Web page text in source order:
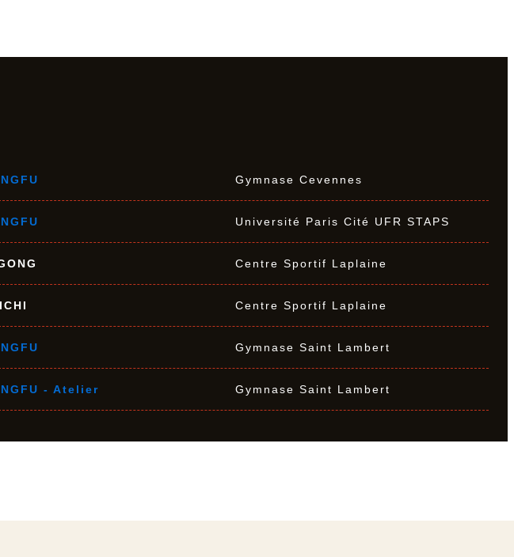
Gymnase Cevennes
Université Paris Cité UFR STAPS
Centre Sportif Laplaine
Centre Sportif Laplaine
Gymnase Saint Lambert
- Atelier Gymnase Saint Lambert